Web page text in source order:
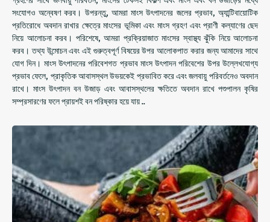
সংযোগও অন্বেষণ করব। উপরন্তু, আমরা মাংস উৎপাদনের জলের প্রভাব, অ্যান্টিবায়োটিক
প্রতিরোধে অবদান রাখার ক্ষেত্রে মাংসের ভূমিকা এবং মাংস গ্রহণ এবং প্রাণী কল্যাণের ছেদ
নিয়ে আলোচনা করব। পরিশেষে, আমরা প্রক্রিয়াজাত মাংসের স্বাস্থ্য ঝুঁকি নিয়ে আলোচনা
করব। তথ্য উন্মোচন এবং এই গুরুত্বপূর্ণ বিষয়ের উপর আলোকপাত করার জন্য আমাদের সাথে
যোগ দিন। মাংস উৎপাদনের পরিবেশগত প্রভাব মাংস উৎপাদন পরিবেশের উপর উল্লেখযোগ্য
প্রভাব ফেলে, প্রাকৃতিক আবাসস্থল উভয়কেই প্রভাবিত করে এবং জলবায়ু পরিবর্তনেও অবদান
রাখে। মাংস উৎপাদন বন উজাড় এবং আবাসস্থলের ক্ষতিতে অবদান রাখে পশুপালন কৃষির
সম্প্রসারণের ফলে প্রায়শই বন পরিষ্কার হয়ে যায় ..